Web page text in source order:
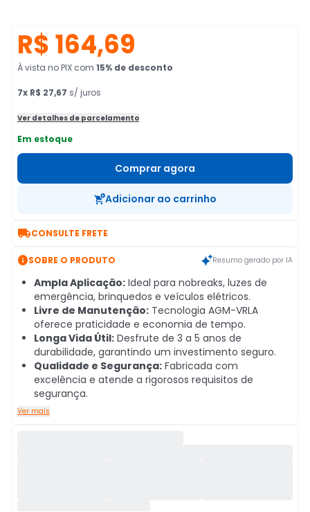
R$ 164,69
À vista no PIX com 15% de desconto
7x R$ 27,67 s/ juros
Ver detalhes de parcelamento
Em estoque
Comprar agora
Adicionar ao carrinho
CONSULTE FRETE
SOBRE O PRODUTO Resumo gerado por IA
Ampla Aplicação: Ideal para nobreaks, luzes de
emergência, brinquedos e veículos elétricos.
Livre de Manutenção: Tecnologia AGM-VRLA
oferece praticidade e economia de tempo.
Longa Vida Útil: Desfrute de 3 a 5 anos de
durabilidade, garantindo um investimento seguro.
Qualidade e Segurança: Fabricada com
excelência e atende a rigorosos requisitos de
segurança.
Ver mais